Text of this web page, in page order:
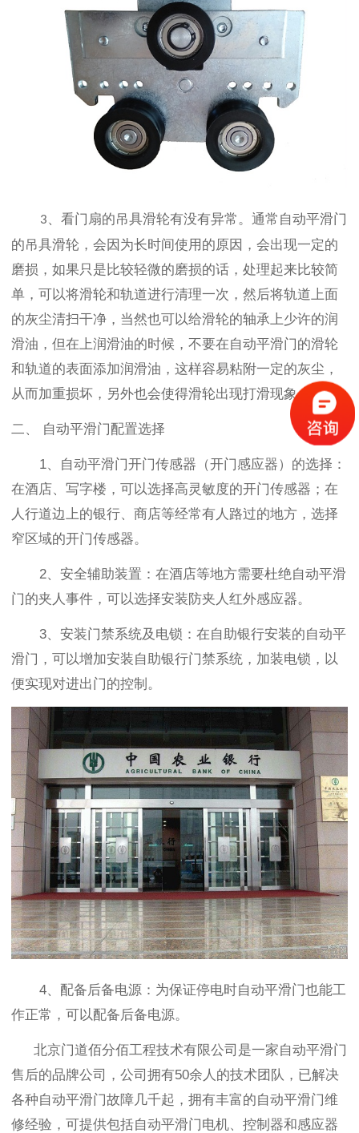
3
、看门扇的吊具滑轮有没有异常。通常自动平滑门
的吊具滑轮，会因为长时间使用的原因，会出现一定的
磨损，如果只是比较轻微的磨损的话，处理起来比较简
单，可以将滑轮和轨道进行清理一次，然后将轨道上面
的灰尘清扫干净，当然也可以给滑轮的轴承上少许的润
滑油，但在上润滑油的时候，不要在自动平滑门的滑轮
和轨道的表面添加润滑油，这样容易粘附一定的灰尘，
从而加重损坏，另外也会使得滑轮出现打滑现象。
二、 自动平滑门配置选择
1 、自动平滑门开门传感器（开门感应器）的选择：
在酒店、写字楼，可以选择高灵敏度的开门传感器；在
人行道边上的银行、商店等经常有人路过的地方，选择
窄区域的开门传感器。
2 、安全辅助装置：在酒店等地方需要杜绝自动平滑
门的夹人事件，可以选择安装防夹人红外感应器。
3 、安装门禁系统及电锁：在自助银行安装的自动平
滑门，可以增加安装自助银行门禁系统，加装电锁，以
便实现对进出门的控制。
4 、配备后备电源：为保证停电时自动平滑门也能工
作正常，可以配备后备电源。
北京门道佰分佰工程技术有限公司是一家自动平滑门
售后的品牌公司，公司拥有50余人的技术团队，已解决
各种自动平滑门故障几千起，拥有丰富的自动平滑门维
修经验，可提供包括自动平滑门电机、控制器和感应器